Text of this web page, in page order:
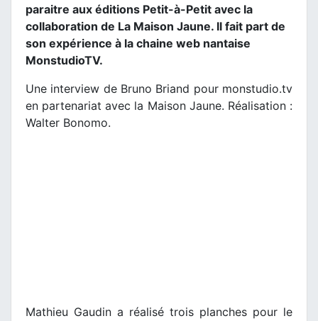
paraitre aux éditions Petit-à-Petit avec la
collaboration de La Maison Jaune. Il fait part de
son expérience à la chaine web nantaise
MonstudioTV.
Une interview de Bruno Briand pour monstudio.tv
en partenariat avec la Maison Jaune. Réalisation :
Walter Bonomo.
Mathieu Gaudin a réalisé trois planches pour le